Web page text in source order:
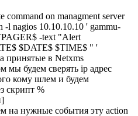
command on managment server
-l nagios 10.10.10.10 ' gammu-
-text "Alert
$DATE$ $TIME$ " '
принятые в Netxms
мы будем сверять ip адрес
кому шлем и будем
скрипт %
на нужные события эту action